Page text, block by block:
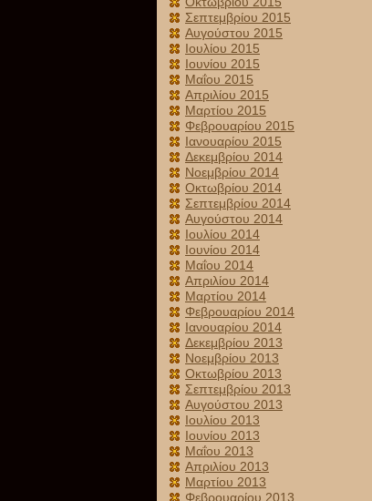
Σεπτεμβρίου 2015
Αυγούστου 2015
Ιουλίου 2015
Ιουνίου 2015
Μαΐου 2015
Απριλίου 2015
Μαρτίου 2015
Φεβρουαρίου 2015
Ιανουαρίου 2015
Δεκεμβρίου 2014
Νοεμβρίου 2014
Οκτωβρίου 2014
Σεπτεμβρίου 2014
Αυγούστου 2014
Ιουλίου 2014
Ιουνίου 2014
Μαΐου 2014
Απριλίου 2014
Μαρτίου 2014
Φεβρουαρίου 2014
Ιανουαρίου 2014
Δεκεμβρίου 2013
Νοεμβρίου 2013
Οκτωβρίου 2013
Σεπτεμβρίου 2013
Αυγούστου 2013
Ιουλίου 2013
Ιουνίου 2013
Μαΐου 2013
Απριλίου 2013
Μαρτίου 2013
Φεβρουαρίου 2013